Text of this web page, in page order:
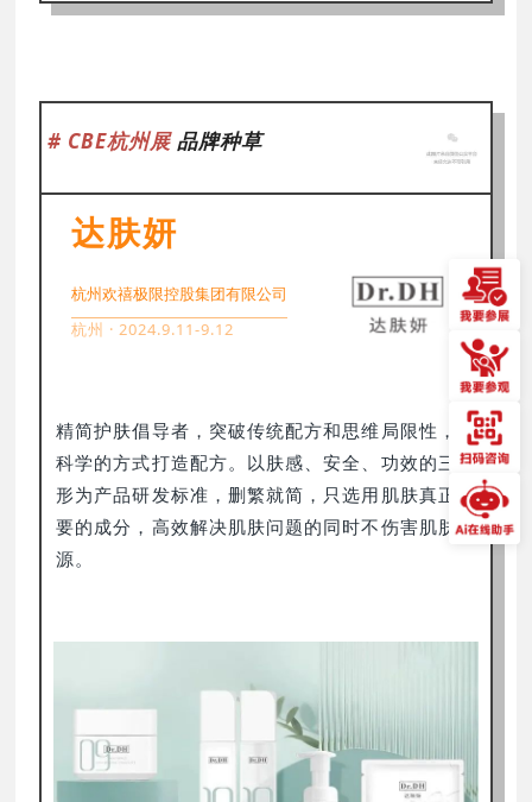
# CBE杭州展 品牌种草
达肤妍
杭州欢禧极限控股集团有限公司
杭州 · 2024.9.11-9.12
精简护肤倡导者，突破传统配方和思维局限性，以
科学的方式打造配方。以肤感、安全、功效的三角
形为产品研发标准，删繁就简，只选用肌肤真正需
要的成分，高效解决肌肤问题的同时不伤害肌肤本
源。